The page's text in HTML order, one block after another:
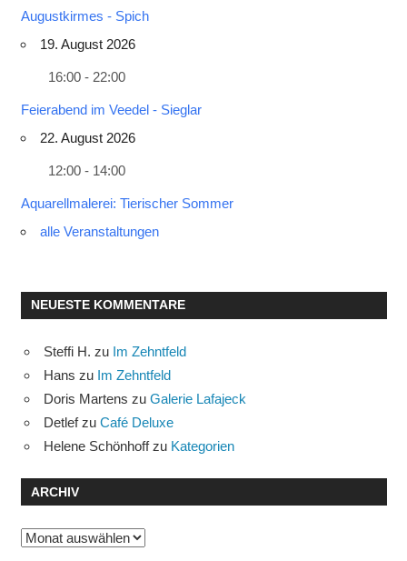
Augustkirmes - Spich
19. August 2026
16:00 - 22:00
Feierabend im Veedel - Sieglar
22. August 2026
12:00 - 14:00
Aquarellmalerei: Tierischer Sommer
alle Veranstaltungen
NEUESTE KOMMENTARE
Steffi H. zu Im Zehntfeld
Hans zu Im Zehntfeld
Doris Martens zu Galerie Lafajeck
Detlefzu Café Deluxe
Helene Schönhoffzu Kategorien
ARCHIV
Archiv